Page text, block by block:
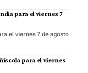
para el viernes 7
el viernes 7 de agosto
para el viernes